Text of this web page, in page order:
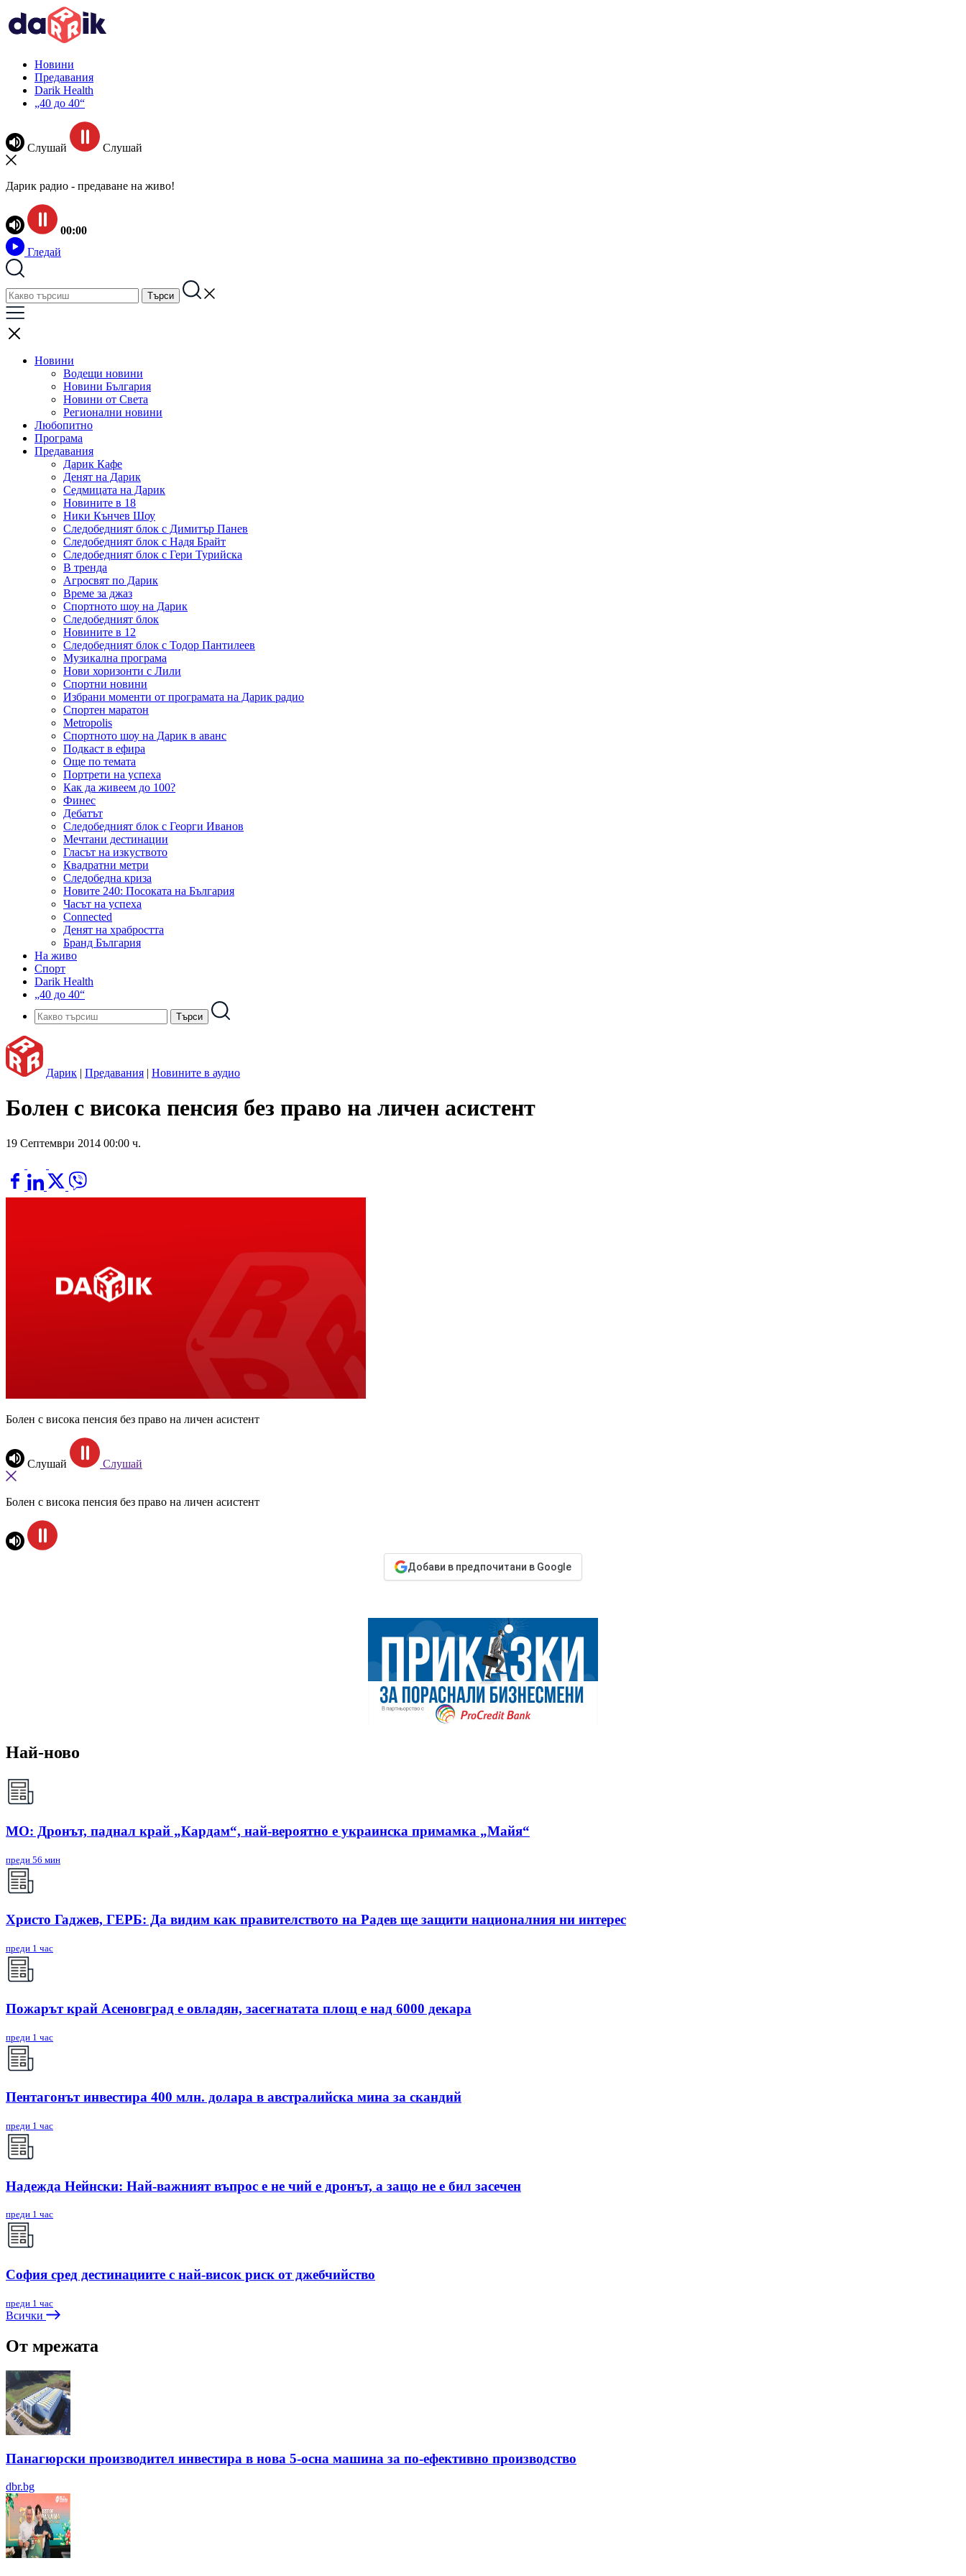
Новини
Предавания
Darik Health
„40 до 40“
Слушай Слушай
Дарик радио - предаване на живо!
00:00
Гледай
Новини
Водещи новини
Новини България
Новини от Света
Регионални новини
Любопитно
Програма
Предавания
Дарик Кафе
Денят на Дарик
Седмицата на Дарик
Новините в 18
Ники Кънчев Шоу
Следобедният блок с Димитър Панев
Следобедният блок с Надя Брайт
Следобедният блок с Гери Турийска
В тренда
Агросвят по Дарик
Време за джаз
Спортното шоу на Дарик
Следобедният блок
Новините в 12
Следобедният блок с Тодор Пантилеев
Музикална програма
Нови хоризонти с Лили
Спортни новини
Избрани моменти от програмата на Дарик радио
Спортен маратон
Metropolis
Спортното шоу на Дарик в аванс
Подкаст в ефира
Още по темата
Портрети на успеха
Как да живеем до 100?
Финес
Дебатът
Следобедният блок с Георги Иванов
Мечтани дестинации
Гласът на изкуството
Квадратни метри
Следобедна криза
Новите 240: Посоката на България
Часът на успеха
Connected
Денят на храбростта
Бранд България
На живо
Спорт
Darik Health
„40 до 40“
Дарик | Предавания | Новините в аудио
Болен с висока пенсия без право на личен асистент
19 Септември 2014 00:00 ч.
Болен с висока пенсия без право на личен асистент
Слушай Слушай
Болен с висока пенсия без право на личен асистент
Добави в предпочитани в Google
Най-ново
МО: Дронът, паднал край „Кардам“, най-вероятно е украинска примамка „Майя“
преди 56 мин
Христо Гаджев, ГЕРБ: Да видим как правителството на Радев ще защити националния ни интерес
преди 1 час
Пожарът край Асеновград е овладян, засегнатата площ е над 6000 декара
преди 1 час
Пентагонът инвестира 400 млн. долара в австралийска мина за скандий
преди 1 час
Надежда Нейнски: Най-важният въпрос е не чий е дронът, а защо не е бил засечен
преди 1 час
София сред дестинациите с най-висок риск от джебчийство
преди 1 час
Всички
От мрежата
Панагюрски производител инвестира в нова 5-осна машина за по-ефективно производство
dbr.bg